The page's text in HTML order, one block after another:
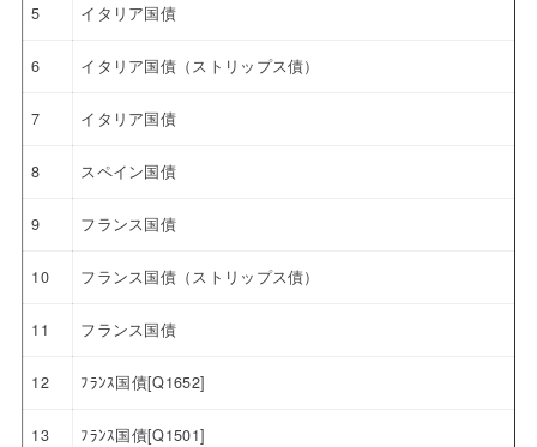
5 イタリア国債
6 イタリア国債（ストリップス債）
7 イタリア国債
8 スペイン国債
9 フランス国債
10 フランス国債（ストリップス債）
11 フランス国債
12 ﾌﾗﾝｽ国債[Q1652]
13 ﾌﾗﾝｽ国債[Q1501]